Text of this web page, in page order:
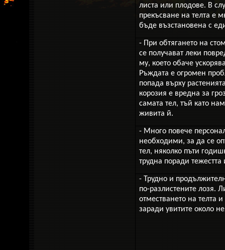
листа или плодове. В
прекъсване на телта е
бъде възстановена с
- При обтягането на
се получават леки
му, което обаче
Ръждата е огромен
попада върху
корозия е вредна за
самата тел, тъй като
живита й.
- Много повече
необходими, за да се
тел, няколко пъти
трудна поради тежестта
- Трудно и
по-разлистените лозя.
отместването на телта
заради увитите около